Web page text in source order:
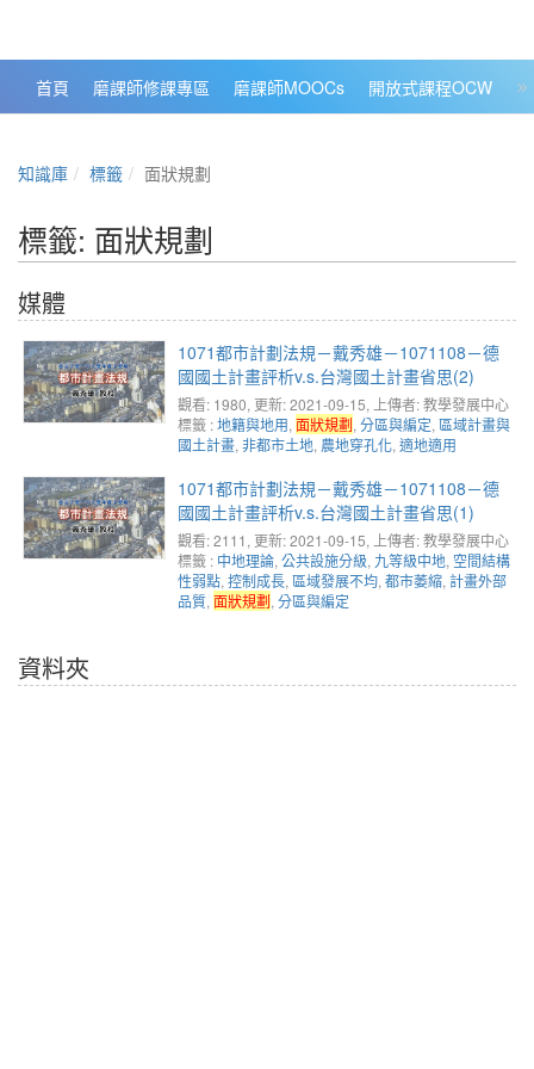
首頁 磨課師修課專區 磨課師MOOCs 開放式課程OCW
知識庫 標籤 面狀規劃
標籤: 面狀規劃
媒體
1071都市計劃法規－戴秀雄－1071108－德
國國土計畫評析v.s.台灣國土計畫省思(2)
觀看: 1980, 更新: 2021-09-15, 上傳者: 教學發展中心
標籤 :地籍與地用, 面狀規劃, 分區與編定, 區域計畫與
國土計畫, 非都市土地, 農地穿孔化, 適地適用
1071都市計劃法規－戴秀雄－1071108－德
國國土計畫評析v.s.台灣國土計畫省思(1)
觀看: 2111 , 更新: 2021-09-15, 上傳者: 教學發展中心
標籤 : 中地理論, 公共設施分級, 九等級中地, 空間結構
性弱點, 控制成長, 區域發展不均, 都市萎縮, 計畫外部
品質, 面狀規劃, 分區與編定
資料夾